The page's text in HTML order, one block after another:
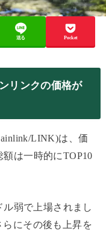
送る Pocket
リンクの価格が
LINK)は、価
は一時的にTOP10
弱で上場されまし
にその後も上昇を